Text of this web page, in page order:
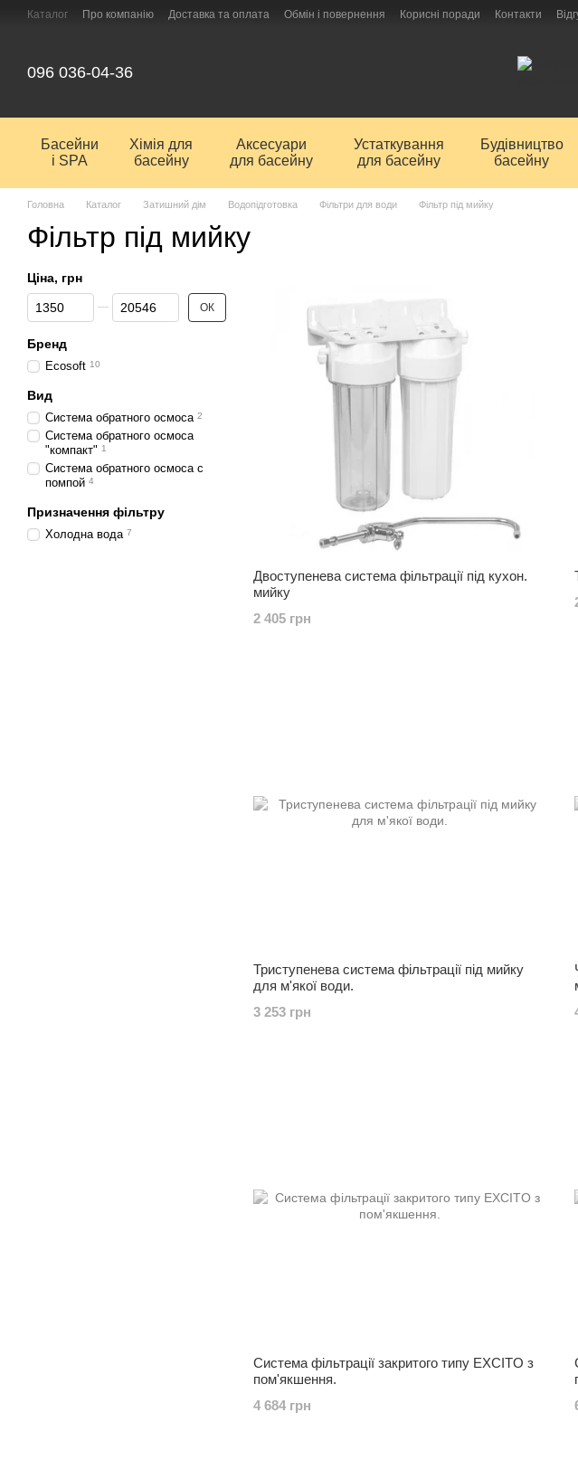
Перейти до основного контенту
Каталог Про компанію Доставка та оплата Обмін і повернення Корисні поради Контакти
096 036-04-36
Басейни
і SPA
Хімія для
басейну
Аксесуари
для басейну
Устаткування
для басейну
Будівництво
басейну
Головна Каталог Затишний дім Водопідготовка Фільтри для води Фільтр під мийку
Фільтр під мийку
Двоступенева система фільтрації під кухон.
мийку
2 405 грн
Триступенева система фільтрації під мийку
для м'якої води.
3 253 грн
Система фільтрації закритого типу EXCITO з
пом'якшення.
4 684 грн
Ціна, грн
Від Ціна, грн
До Ціна, грн ОК
Бренд
Ecosoft 10
Вид
Система обратного осмоса 2
Система обратного осмоса
"компакт" 1
Система обратного осмоса с
помпой 4
Призначення фільтру
Холодна вода 7